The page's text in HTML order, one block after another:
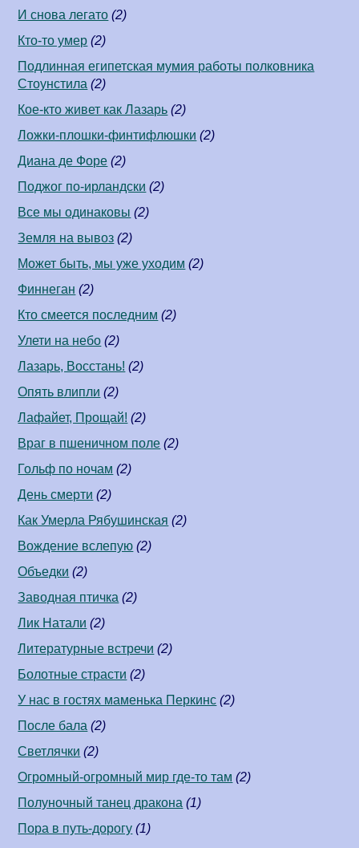
И снова легато (2)
Кто-то умер (2)
Подлинная египетская мумия работы полковника
Стоунстила (2)
Кое-кто живет как Лазарь (2)
Ложки-плошки-финтифлюшки (2)
Диана де Форе (2)
Поджог по-ирландски (2)
Все мы одинаковы (2)
Земля на вывоз (2)
Может быть, мы уже уходим (2)
Финнеган (2)
Кто смеется последним (2)
Улети на небо (2)
Лазарь, Восстань! (2)
Опять влипли (2)
Лафайет, Прощай! (2)
Враг в пшеничном поле (2)
Гольф по ночам (2)
День смерти (2)
Как Умерла Рябушинская (2)
Вождение вслепую (2)
Объедки (2)
Заводная птичка (2)
Лик Натали (2)
Литературные встречи (2)
Болотные страсти (2)
У нас в гостях маменька Перкинс (2)
После бала (2)
Светлячки (2)
Огромный-огромный мир где-то там (2)
Полуночный танец дракона (1)
Пора в путь-дорогу (1)